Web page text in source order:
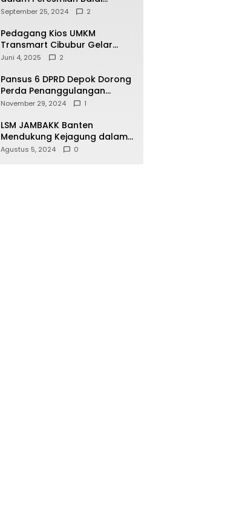
Warga di Sukamaju : Wadah
Aspirasi Masyarakat
September 25, 2024 2
Pedagang Kios UMKM
Transmart Cibubur Gelar
Family Gathering di Cisarua,
Kekompakan
Juni 4, 2025 2
Pansus 6 DPRD Depok Dorong
Perda Penanggulangan
Kebakaran untuk
November 29, 2024 1
LSM JAMBAKK Banten
Mendukung Kejagung dalam
Investigasi Terhadap
Agustus 5, 2024 0